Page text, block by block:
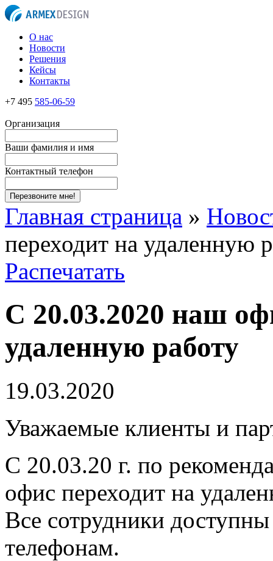
О нас
Новости
Решения
Кейсы
Контакты
+7 495 585-06-59
Организация
Ваши фамилия и имя
Контактный телефон
Перезвоните мне!
Главная страница »
переходит на удаленную
Распечатать
C 20.03.2020 наш
удаленную работу
19.03.2020
Уважаемые клиенты и
C 20.03.20 г. по
офис переходит на
Все сотрудники
телефонам.